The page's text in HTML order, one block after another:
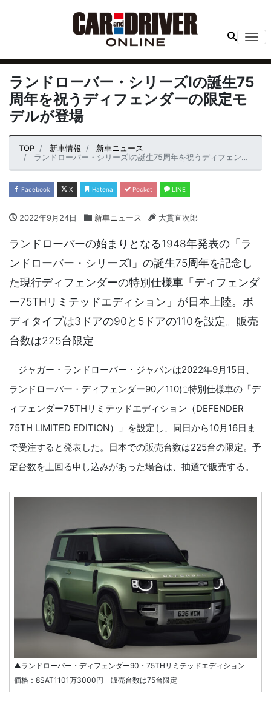
ランドローバー・シリーズⅠの誕生75
周年を祝うディフェンダーの限定モ
デルが登場
TOP 新車情報
新車ニュース
ランドローバー・シリーズⅠの誕生75周年を祝うディフェンダーの限定モデルが登場
Facebook X Hatena Pocket LINE
2022年9月24日 新車ニュース 大貫直次郎
ランドローバーの始まりとなる1948年発表の「ラ
ンドローバー・シリーズⅠ」の誕生75周年を記念し
た現行ディフェンダーの特別仕様車「ディフェンダ
ー75THリミテッドエディション」が日本上陸。ボ
ディタイプは3ドアの90と5ドアの110を設定。販売
台数は225台限定
ジャガー・ランドローバー・ジャパンは2022年9月15日、
ランドローバー・ディフェンダー90／110に特別仕様車の「デ
ィフェンダー75THリミテッドエディション（DEFENDER
75TH LIMITED EDITION）」を設定し、同日から10月16日ま
で受注すると発表した。日本での販売台数は225台の限定。予
定台数を上回る申し込みがあった場合は、抽選で販売する。
▲ランドローバー・ディフェンダー90・75THリミテッドエディション
価格：8SAT1101万3000円 販売台数は75台限定